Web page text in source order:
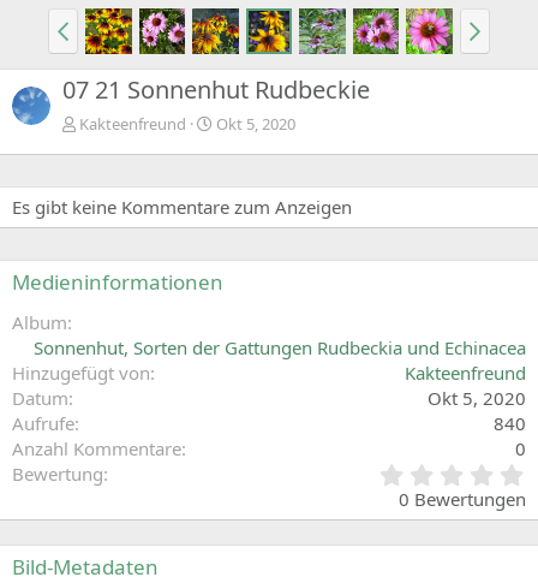
07 21 Sonnenhut Rudbeckie
Kakteenfreund Okt 5, 2020
Es gibt keine Kommentare zum Anzeigen
Medieninformationen
Album
Sonnenhut, Sorten der Gattungen Rudbeckia und Echinacea
Hinzugefügt von
Kakteenfreund
Datum
Okt 5, 2020
Aufrufe
840
Anzahl Kommentare
0
Bewertung
0
0
0 Bewertungen
Bild-Metadaten